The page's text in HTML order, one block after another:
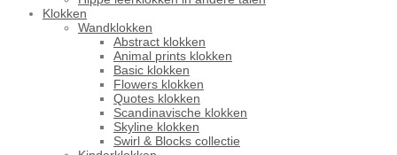
Klokken
Wandklokken
Abstract klokken
Animal prints klokken
Basic klokken
Flowers klokken
Quotes klokken
Scandinavische klokken
Skyline klokken
Swirl & Blocks collectie